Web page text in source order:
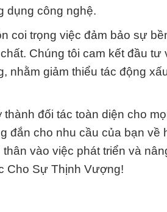
dụng công nghệ.
coi trọng việc đảm bảo sự
Chúng tôi cam kết đầu tư
nhằm giảm thiểu tác động
đối tác toàn diện cho
đắn cho nhu cầu của bạn về
vào việc phát triển và
Cho Sự Thịnh Vượng!